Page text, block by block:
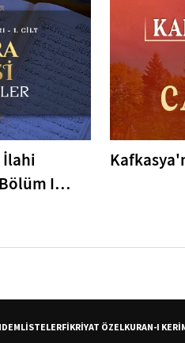
I
LİSTELERFİKRİYAT ÖZELKURAN-I